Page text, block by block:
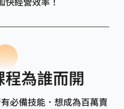
為誰而開
必備技能．想成為百萬賣